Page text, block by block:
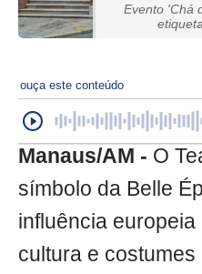
Evento 'Chá
ouça este conteúdo
Manaus/AM - O
símbolo da Belle
influência
cultura e